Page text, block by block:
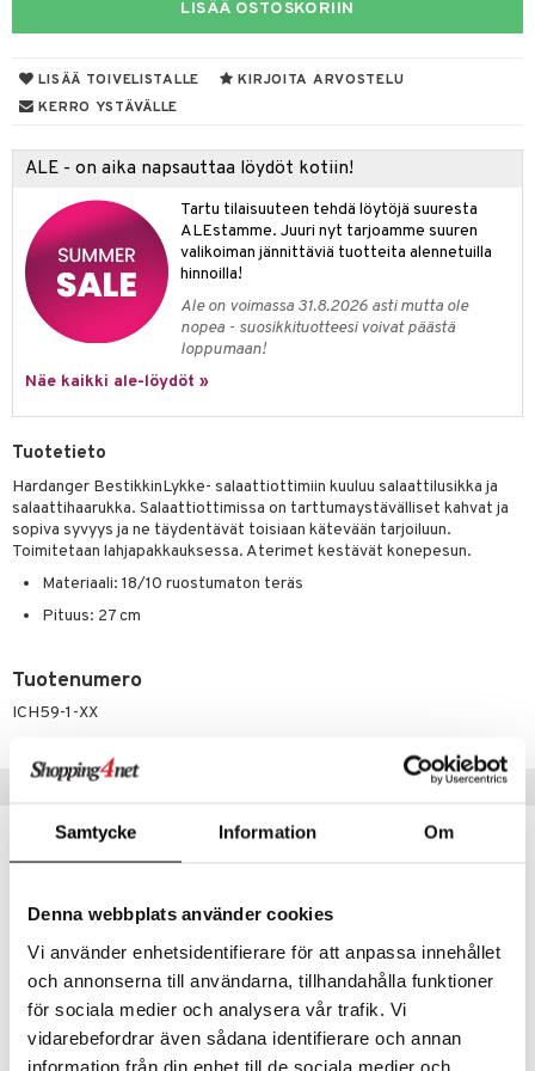
Samtycke Information Om
Denna webbplats använder cookies
Vi använder enhetsidentifierare för att anpassa innehållet
och annonserna till användarna, tillhandahålla funktioner
för sociala medier och analysera vår trafik. Vi
vidarebefordrar även sådana identifierare och annan
information från din enhet till de sociala medier och
LISÄÄ OSTOSKORIIN
LISÄÄ TOIVELISTALLE
KIRJOITA ARVOSTELU
KERRO YSTÄVÄLLE
ALE - on aika napsauttaa löydöt kotiin!
Tartu tilaisuuteen tehdä löytöjä suuresta
ALEstamme. Juuri nyt tarjoamme suuren
valikoiman jännittäviä tuotteita alennetuilla
hinnoilla!
Ale on voimassa 31.8.2026 asti mutta ole
nopea - suosikkituotteesi voivat päästä
loppumaan!
Näe kaikki ale-löydöt »
Tuotetieto
Hardanger BestikkinLykke- salaattiottimiin kuuluu salaattilusikka ja
salaattihaarukka. Salaattiottimissa on tarttumaystävälliset kahvat ja
sopiva syvyys ja ne täydentävät toisiaan kätevään tarjoiluun.
Toimitetaan lahjapakkauksessa. Aterimet kestävät konepesun.
Materiaali: 18/10 ruostumaton teräs
Pituus: 27 cm
Tuotenumero
ICH59-1-XX
sisustus
tarvikkeita
tekstiilit
koristelu
säilytys
tekstiilit
Saalit
& Tyynyliinat
& Peitot
& Koukut
& Korit
& Veistokset
Art
& Lyhdyt
& Hyllyt
& Koukut
& Korit
tekstiilit
tekstiilit
& Tyynyliinat
hyönteissuoja
ruokinta
& Lyhdyt
& vastauksia